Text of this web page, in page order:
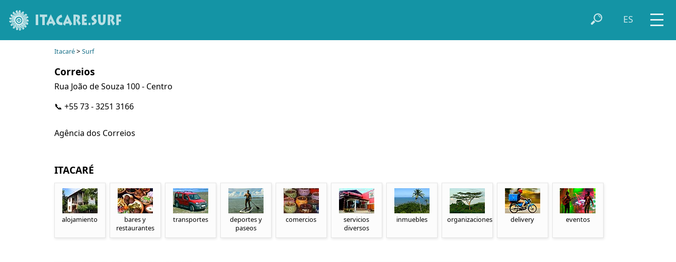
ES
Itacaré> Surf
Correios
Rua João de Souza 100 - Centro
📞 +55 73 - 3251 3166
Agência dos Correios
ITACARÉ
alojamiento
bares y
restaurantes
transportes
deportes y
paseos
comercios
servicios
diversos
inmuebles organizaciones delivery eventos